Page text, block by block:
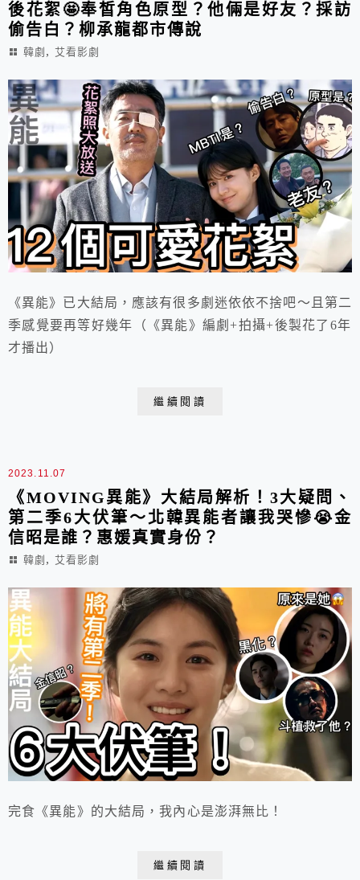
後花絮🤩奉皙角色原型？他倆是好友？採訪
偷告白？柳承龍都市傳說
韓劇 , 艾看影劇
《異能》已大結局，應該有很多劇迷依依不捨吧～且第二
季感覺要再等好幾年（《異能》編劇+拍攝+後製花了6年
才播出）
繼續閱讀
2023.11.07
《MOVING異能》大結局解析！3大疑問、
第二季6大伏筆～北韓異能者讓我哭慘😭金
信昭是誰？惠媛真實身份？
韓劇 , 艾看影劇
完食《異能》的大結局，我內心是澎湃無比！
繼續閱讀